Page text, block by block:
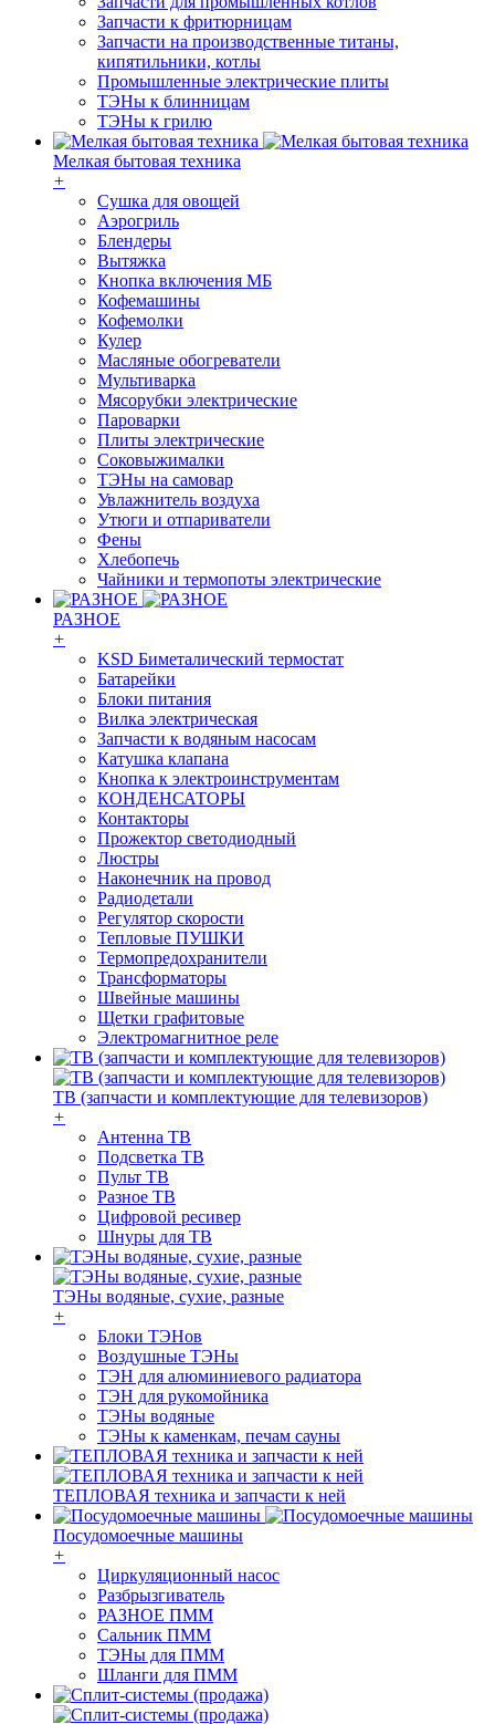
Запчасти к фритюрницам
Запчасти на производственные титаны,
кипятильники, котлы
Промышленные электрические плиты
ТЭНы к блинницам
ТЭНы к грилю
Мелкая бытовая техника
+
Cушка для овощей
Аэрогриль
Блендеры
Вытяжка
Кнопка включения МБ
Кофемашины
Кофемолки
Кулер
Масляные обогреватели
Мультиварка
Мясорубки электрические
Пароварки
Плиты электрические
Соковыжималки
ТЭНы на самовар
Увлажнитель воздуха
Утюги и отпариватели
Фены
Хлебопечь
Чайники и термопоты электрические
РАЗНОЕ
+
KSD Биметалический термостат
Батарейки
Блоки питания
Вилка электрическая
Запчасти к водяным насосам
Катушка клапана
Кнопка к электроинструментам
КОНДЕНСАТОРЫ
Контакторы
Прожектор светодиодный
Люстры
Наконечник на провод
Радиодетали
Регулятор скорости
Тепловые ПУШКИ
Термопредохранители
Трансформаторы
Швейные машины
Щетки графитовые
Электромагнитное реле
ТВ (запчасти и комплектующие для телевизоров)
+
Антенна ТВ
Подсветка ТВ
Пульт ТВ
Разное ТВ
Цифровой ресивер
Шнуры для ТВ
ТЭНы водяные, сухие, разные
+
Блоки ТЭНов
Воздушные ТЭНы
ТЭН для алюминиевого радиатора
ТЭН для рукомойника
ТЭНы водяные
ТЭНы к каменкам, печам сауны
ТЕПЛОВАЯ техника и запчасти к ней
Посудомоечные машины
+
Циркуляционный насос
Разбрызгиватель
РАЗНОЕ ПММ
Сальник ПММ
ТЭНы для ПММ
Шланги для ПММ